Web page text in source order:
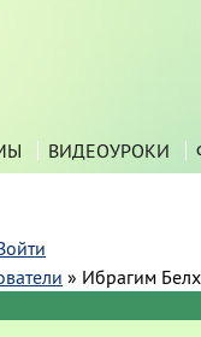
ВИДЕОУРОКИ
» Ибрагим